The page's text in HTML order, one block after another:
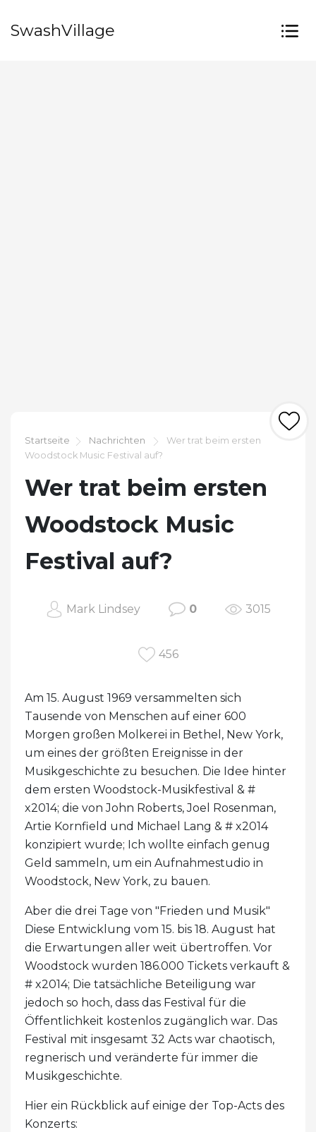
SwashVillage
Startseite Nachrichten
Wer trat beim ersten
Woodstock Music Festival auf?
Wer trat beim ersten
Woodstock Music
Festival auf?
Mark Lindsey 0 3015
456
Am 15. August 1969 versammelten sich
Tausende von Menschen auf einer 600
Morgen großen Molkerei in Bethel, New York,
um eines der größten Ereignisse in der
Musikgeschichte zu besuchen. Die Idee hinter
dem ersten Woodstock-Musikfestival & #
x2014; die von John Roberts, Joel Rosenman,
Artie Kornfield und Michael Lang & # x2014
konzipiert wurde; Ich wollte einfach genug
Geld sammeln, um ein Aufnahmestudio in
Woodstock, New York, zu bauen.
Aber die drei Tage von "Frieden und Musik"
Diese Entwicklung vom 15. bis 18. August hat
die Erwartungen aller weit übertroffen. Vor
Woodstock wurden 186.000 Tickets verkauft &
# x2014; Die tatsächliche Beteiligung war
jedoch so hoch, dass das Festival für die
Öffentlichkeit kostenlos zugänglich war. Das
Festival mit insgesamt 32 Acts war chaotisch,
regnerisch und veränderte für immer die
Musikgeschichte.
Hier ein Rückblick auf einige der Top-Acts des
Konzerts: